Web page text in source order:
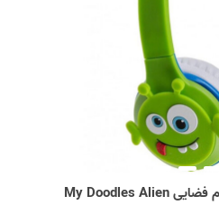
هدفون بلوتوث مای دودلز طرح آدم فضایی My Doodles Alien